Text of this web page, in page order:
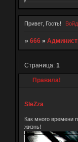
Привет, Гость!
» 666 »
Правила!
Страница: 1
SleZza
Как много времени
жизнь!